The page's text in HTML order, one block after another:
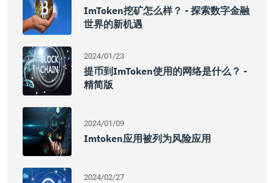
ImToken挖矿怎么样？ - 探索数字金融
世界的新机遇
2024/01/23
提币到imToken使用的网络是什么？ -
精简版
2024/01/09
Imtoken应用被列为风险应用
2024/02/27